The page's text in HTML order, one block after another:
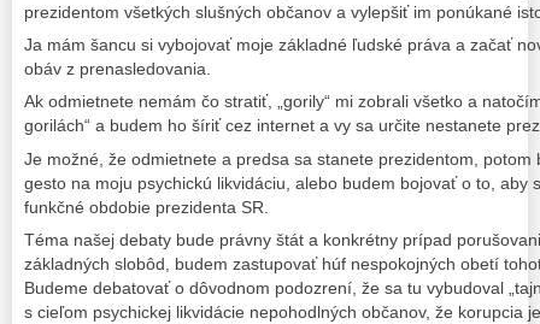
prezidentom všetkých slušných občanov a vylepšiť im ponúkané
Ja mám šancu si vybojovať moje základné ľudské práva a začať
obáv z prenasledovania.
Ak odmietnete nemám čo stratiť, „gorily“ mi zobrali všetko a
gorilách“ a budem ho šíriť cez internet a vy sa určite nestanete
Je možné, že odmietnete a predsa sa stanete prezidentom, potom
gesto na moju psychickú likvidáciu, alebo budem bojovať o to, aby
funkčné obdobie prezidenta SR.
Téma našej debaty bude právny štát a konkrétny prípad
základných slobôd, budem zastupovať húf nespokojných obetí
Budeme debatovať o dôvodnom podozrení, že sa tu vybudoval
s cieľom psychickej likvidácie nepohodlných občanov, že korupcia